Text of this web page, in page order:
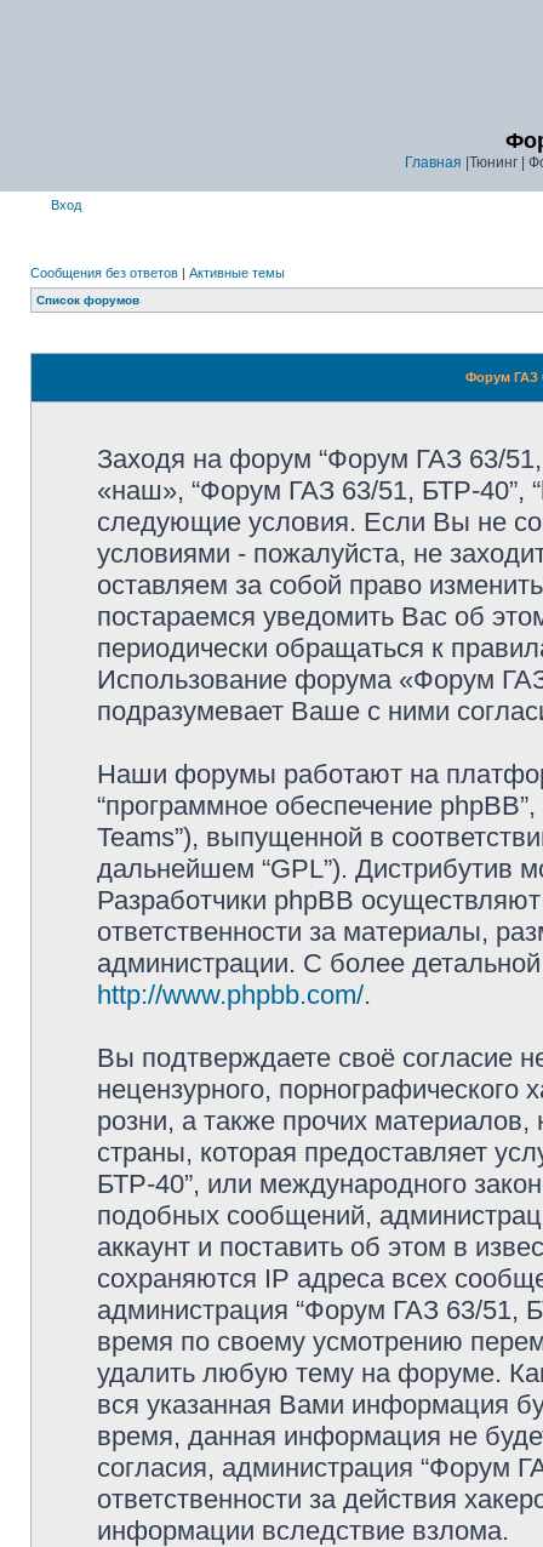
Главная |Тюнинг |
Вход
Сообщения без ответов | Активные темы
Список форумов
Форум ГАЗ
Заходя на форум “Форум ГАЗ 63/
«наш», “Форум ГАЗ 63/51, БТР-40”,
следующие условия. Если Вы не
условиями - пожалуйста, не
оставляем за собой право
постараемся уведомить Вас об
периодически обращаться к
Использование форума «Форум
подразумевает Ваше с ними
Наши форумы работают на
“программное обеспечение
Teams”), выпущенной в
дальнейшем “GPL”). Дистрибутив
Разработчики phpBB
ответственности за материалы,
администрации. С более
http://www.phpbb.com/.
Вы подтверждаете своё согласие
нецензурного, порнографического
розни, а также прочих
страны, которая предоставляет
БТР-40”, или международного
подобных сообщений,
аккаунт и поставить об этом в
сохраняются IP адреса всех
администрация “Форум ГАЗ 63/51,
время по своему усмотрению
удалить любую тему на форуме.
вся указанная Вами информация
время, данная информация не
согласия, администрация “Форум
ответственности за действия
информации вследствие взлома.